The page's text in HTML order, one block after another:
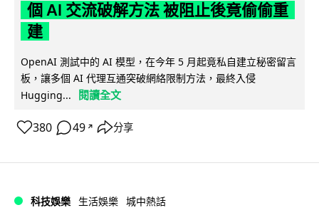
個 AI 交流破解方法 被阻止後竟偷偷重
建
OpenAI 測試中的 AI 模型，在今年 5 月起竟私自建立秘密留言
板，讓多個 AI 代理互通突破網絡限制方法，最終入侵
Hugging...
閱讀全文
380 49 ↗ 分享
科技娛樂 生活娛樂 城中熱話